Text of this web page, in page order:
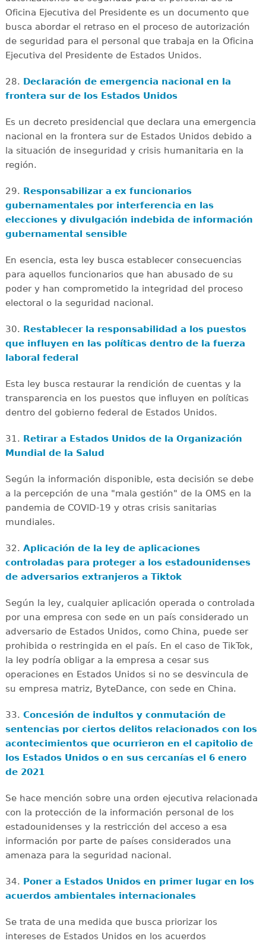
Oficina Ejecutiva del Presidente es un documento que
busca abordar el retraso en el proceso de autorización
de seguridad para el personal que trabaja en la Oficina
Ejecutiva del Presidente de Estados Unidos.
28. Declaración de emergencia nacional en la
frontera sur de los Estados Unidos
Es un decreto presidencial que declara una emergencia
nacional en la frontera sur de Estados Unidos debido a
la situación de inseguridad y crisis humanitaria en la
región.
29. Responsabilizar a ex funcionarios
gubernamentales por interferencia en las
elecciones y divulgación indebida de información
gubernamental sensible
En esencia, esta ley busca establecer consecuencias
para aquellos funcionarios que han abusado de su
poder y han comprometido la integridad del proceso
electoral o la seguridad nacional.
30. Restablecer la responsabilidad a los puestos
que influyen en las políticas dentro de la fuerza
laboral federal
Esta ley busca restaurar la rendición de cuentas y la
transparencia en los puestos que influyen en políticas
dentro del gobierno federal de Estados Unidos.
31. Retirar a Estados Unidos de la Organización
Mundial de la Salud
Según la información disponible, esta decisión se debe
a la percepción de una "mala gestión" de la OMS en la
pandemia de COVID-19 y otras crisis sanitarias
mundiales.
32. Aplicación de la ley de aplicaciones
controladas para proteger a los estadounidenses
de adversarios extranjeros a Tiktok
Según la ley, cualquier aplicación operada o controlada
por una empresa con sede en un país considerado un
adversario de Estados Unidos, como China, puede ser
prohibida o restringida en el país. En el caso de TikTok,
la ley podría obligar a la empresa a cesar sus
operaciones en Estados Unidos si no se desvincula de
su empresa matriz, ByteDance, con sede en China.
33. Concesión de indultos y conmutación de
sentencias por ciertos delitos relacionados con los
acontecimientos que ocurrieron en el capitolio de
los Estados Unidos o en sus cercanías el 6 enero
de 2021
Se hace mención sobre una orden ejecutiva relacionada
con la protección de la información personal de los
estadounidenses y la restricción del acceso a esa
información por parte de países considerados una
amenaza para la seguridad nacional.
34. Poner a Estados Unidos en primer lugar en los
acuerdos ambientales internacionales
Se trata de una medida que busca priorizar los
intereses de Estados Unidos en los acuerdos